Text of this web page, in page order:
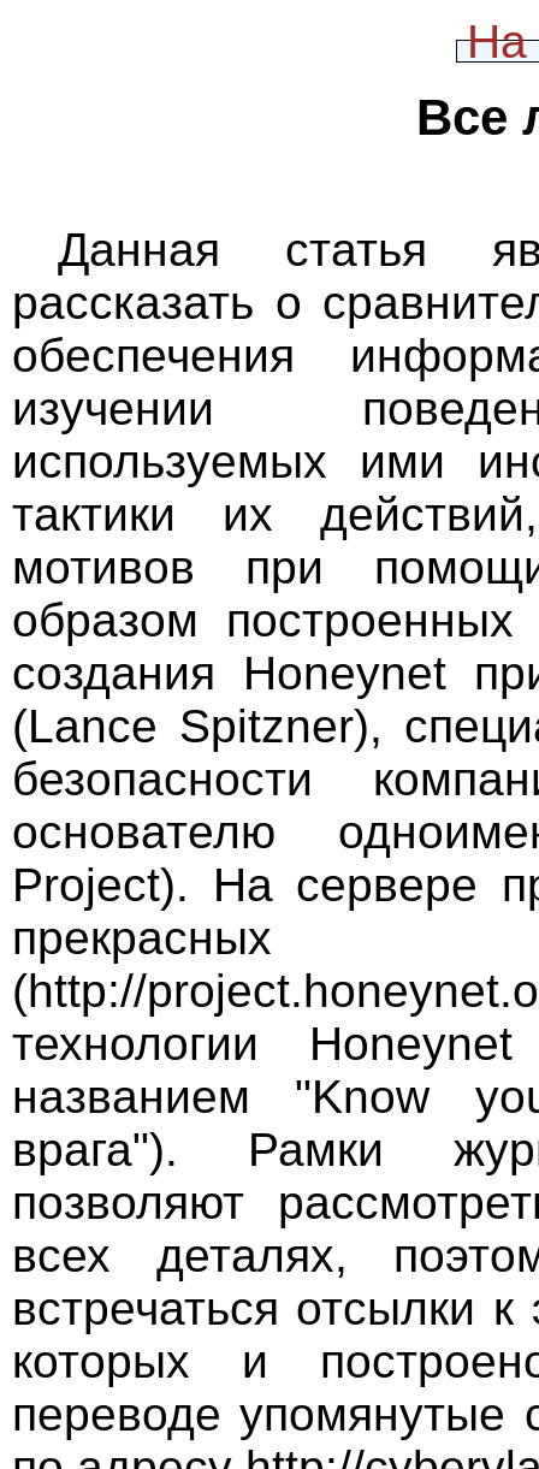
На
Все
Данная статья
рассказать о
обеспечения
изучении
используемых ими
тактики их
мотивов при
образом
создания Honeynet
(Lance Spitzner),
безопасности
основателю
Project). На сервере
(http://
технологии
названием "Know
врага"). Рамки
позволяют
всех деталях,
встречаться отсылки
которых и
переводе упомянутые